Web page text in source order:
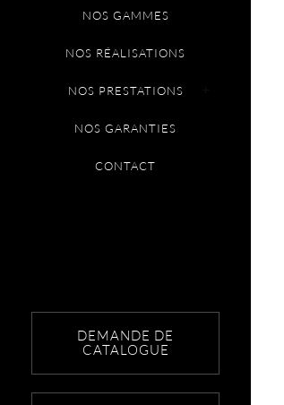
NOS GAMMES
NOS RÉALISATIONS
NOS PRESTATIONS
NOS GARANTIES
CONTACT
DEMANDE DE
CATALOGUE